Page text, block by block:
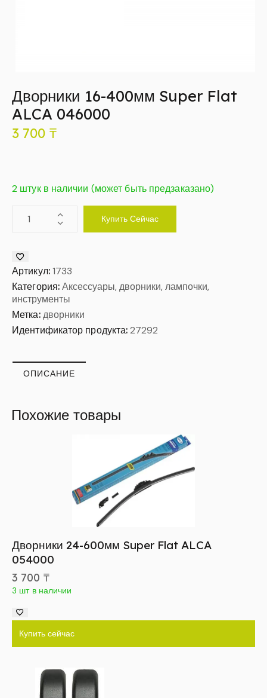
Дворники 16-400мм Super Flat
ALCA 046000
3 700 ₸
2 штук в наличии (может быть предзаказано)
Купить Сейчас
Артикул: 1733
Категория:Аксессуары, дворники, лампочки,
инструменты
Метка: дворники
Идентификатор продукта:27292
ОПИСАНИЕ
Похожие товары
Дворники 24-600мм Super Flat ALCA
054000
3 700 ₸
3 шт в наличии
Купить сейчас